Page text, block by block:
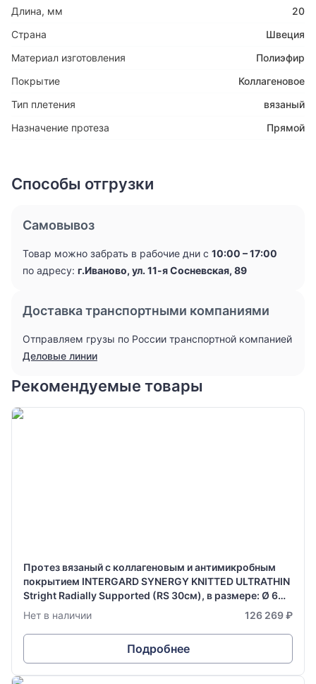
Длина, мм
20
Страна
Швеция
Материал изготовления
Полиэфир
Покрытие
Коллагеновое
Тип плетения
вязаный
Назначение протеза
Прямой
Способы отгрузки
Самовывоз
Товар можно забрать в рабочие дни с 10:00 – 17:00
по адресу: г.Иваново, ул. 11-я Сосневская, 89
Доставка транспортными компаниями
Отправляем грузы по России транспортной компанией
Деловые линии
Рекомендуемые товары
Протез вязаный с коллагеновым и антимикробным
покрытием INTERGARD SYNERGY KNITTED ULTRATHIN
Stright Radially Supported (RS 30см), в размере: Ø 6
мм х 70 см
Нет в наличии 126 269 ₽
Подробнее